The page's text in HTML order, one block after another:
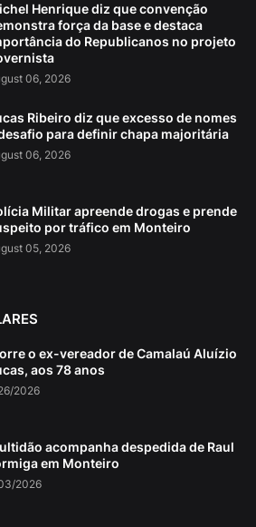
Henrique diz que convenção
força da base e destaca
do Republicanos no projeto
06, 2026
Ribeiro diz que excesso de nomes
para definir chapa majoritária
06, 2026
Militar apreende drogas e prende
por tráfico em Monteiro
05, 2026
o ex-vereador de Camalaú Aluízio
aos 78 anos
2026
acompanha despedida de Raul
em Monteiro
2026